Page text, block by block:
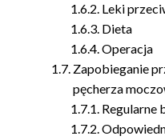
Leki
Dieta
Operacja
Zapobieganie
pęcherza
Regularne